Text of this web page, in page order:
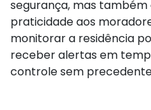
segurança, mas
praticidade aos
monitorar a residência
receber alertas em
controle sem